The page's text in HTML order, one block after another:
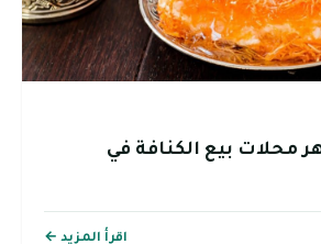
محلات بيع الكنافة في
اقرأ المزيد ←